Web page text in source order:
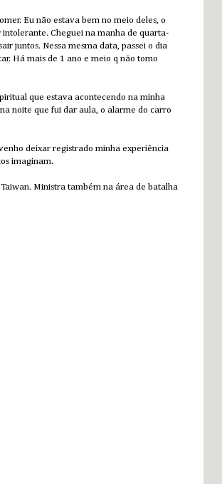
Eu não estava bem no meio deles, o
intolerante. Cheguei na manha de quarta-
juntos. Nessa mesma data, passei o dia
Há mais de 1 ano e meio q não tomo
que estava acontecendo na minha
noite que fui dar aula, o alarme do carro
deixar registrado minha experiência
imaginam.
Ministra também na área de batalha